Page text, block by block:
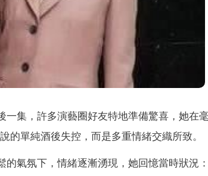
集，許多演藝圈好友特地準備驚喜，她在
的單純酒後失控，而是多重情緒交織所致。
氣氛下，情緒逐漸湧現，她回憶當時狀況